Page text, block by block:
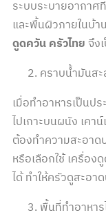
ระบบระบายอากาศ
และพื้นผิวภายในบ้
ดูดควัน ครัวไทยจึง
คราบน้ำมันส
เมื่อทำอาหารเป็นป
ไปเกาะบนผนัง เคา
ต้องทำความสะอาด
หรือเลือกใช้ เครื่อ
ได้ ทำให้ครัวดูสะอา
พื้นที่ทำอาหา